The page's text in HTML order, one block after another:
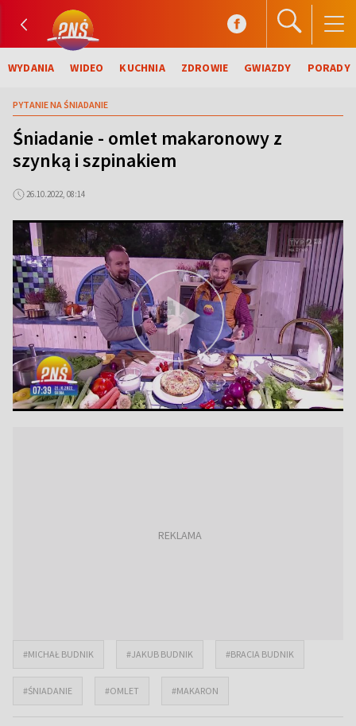
WYDANIA WIDEO KUCHNIA ZDROWIE GWIAZDY PORADY
PYTANIE NA ŚNIADANIE
Śniadanie - omlet makaronowy z
szynką i szpinakiem
26.10.2022, 08:14
#MICHAŁ BUDNIK #JAKUB BUDNIK #BRACIA BUDNIK
#ŚNIADANIE #OMLET #MAKARON